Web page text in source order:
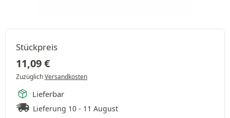
Stückpreis
11,09€
ZuzüglichVersandkosten
Lieferbar
Lieferung 10 - 11 August